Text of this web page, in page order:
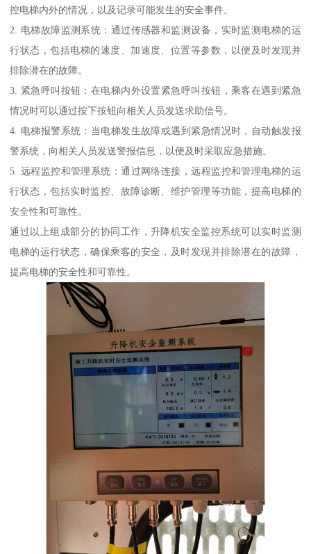
控电梯内外的情况，以及记录可能发生的安全事件。
2. 电梯故障监测系统：通过传感器和监测设备，实时监测电梯的运
行状态，包括电梯的速度、加速度、位置等参数，以便及时发现并
排除潜在的故障。
3. 紧急呼叫按钮：在电梯内外设置紧急呼叫按钮，乘客在遇到紧急
情况时可以通过按下按钮向相关人员发送求助信号。
4. 电梯报警系统：当电梯发生故障或遇到紧急情况时，自动触发报
警系统，向相关人员发送警报信息，以便及时采取应急措施。
5. 远程监控和管理系统：通过网络连接，远程监控和管理电梯的运
行状态，包括实时监控、故障诊断、维护管理等功能，提高电梯的
安全性和可靠性。
通过以上组成部分的协同工作，升降机安全监控系统可以实时监测
电梯的运行状态，确保乘客的安全，及时发现并排除潜在的故障，
提高电梯的安全性和可靠性。